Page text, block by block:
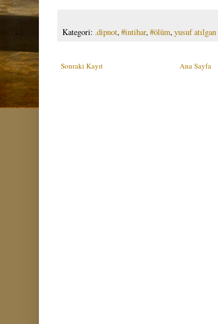
Kategori: .dipnot,#intihar,#ölüm,yusuf atılgan
Sonraki Kayıt Ana Sayfa